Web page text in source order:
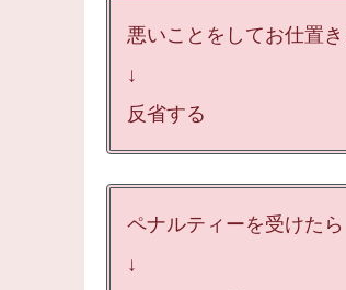
悪いことをしてお仕置
↓
反省する
ペナルティーを受けたら
↓